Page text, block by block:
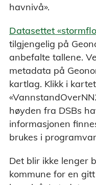
havnivå».
Datasettet
tilgjengelig på
anbefalte tallene.
metadata på
kartlag. Klikk i
høyden fra DSBs
informasjonen
brukes i
Det blir ikke lenger
kommune for en